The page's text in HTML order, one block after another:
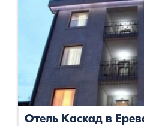
Отель Каскад в